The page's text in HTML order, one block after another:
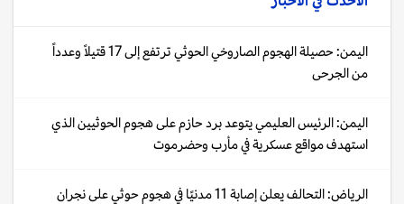
اليمن: حصيلة الهجوم الصاروخي الحوثي ترتفع إلى 17 قتيلاً وعدداً
من الجرحى
اليمن: الرئيس العليمي يتوعد برد حازم على هجوم الحوثيين الذي
استهدف مواقع عسكرية في مأرب وحضرموت
الرياض: التحالف يعلن إصابة 11 مدنيًا في هجوم حوثي على نجران